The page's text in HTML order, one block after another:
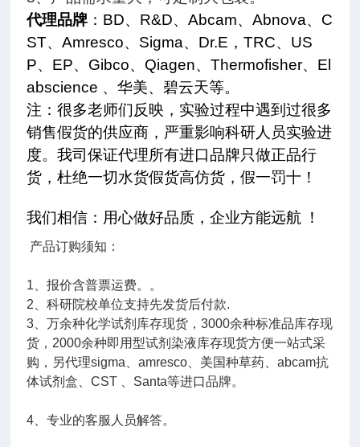
代理品牌 ： BD、 R&D、Abcam、Abnova、 C
ST、Amresco、 Sigma、 Dr.E ，TRC、 US
P、 EP、 Gibco、 Qiagen、Thermofisher、 El
abscience 、华美、碧云天等。
注：很多老师们反映，实验过程中遇到过很多
销售假货的供应商，严重影响科研人员实验进
度。我司保证代理所有进口品牌只做正品行
货，杜绝一切水货假货高仿货，假一罚十！
我们相信：用心做好品质，企业方能远航 ！
产品订购须知：
1、报价含普票运费。。
2、科研院校单位支持先发货后付款.
3、万余种化学试剂库存现货，3000余种标准品库存现
货，2000余种即用型试剂染液库存现货方便一站式采
购，另代理sigma、amresco、美国种草药、abcam抗
体试剂盒、CST 、Santa等进口品牌。
4、专业的客服人员解答。